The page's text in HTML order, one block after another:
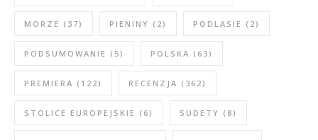
MORZE (37) PIENINY (2) PODLASIE (2)
PODSUMOWANIE (5) POLSKA (63)
PREMIERA (122) RECENZJA (362)
STOLICE EUROPEJSKIE (6) SUDETY (8)